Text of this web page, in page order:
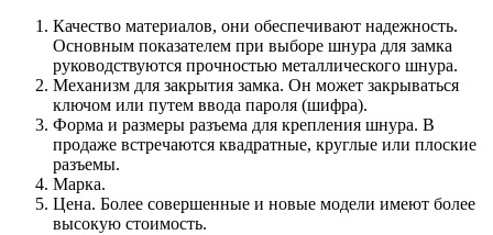
Качество материалов, они обеспечивают надежность.
Основным показателем при выборе шнура для замка
руководствуются прочностью металлического шнура.
Механизм для закрытия замка. Он может закрываться
ключом или путем ввода пароля (шифра).
Форма и размеры разъема для крепления шнура. В
продаже встречаются квадратные, круглые или плоские
разъемы.
Марка.
Цена. Более совершенные и новые модели имеют более
высокую стоимость.